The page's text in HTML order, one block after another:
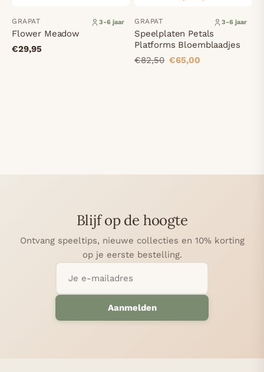
GRAPAT 3-6 jaar
Flower Meadow
€29,95
GRAPAT 3-6 jaar
Speelplaten Petals
Platforms Bloemblaadjes
€82,50 €65,00
Blijf op de hoogte
Ontvang speeltips, nieuwe collecties en 10% korting
op je eerste bestelling.
Aanmelden